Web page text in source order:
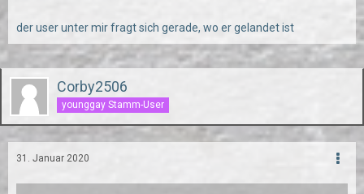
der user unter mir fragt sich gerade, wo er gelandet ist
Corby2506
younggay Stamm-User
31. Januar 2020